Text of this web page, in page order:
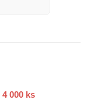
4 000 ks